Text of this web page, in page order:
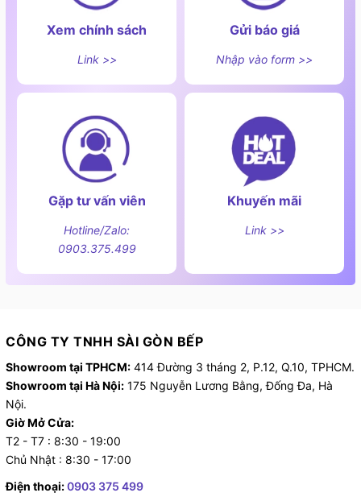
Xem chính sách
Link >>
Gửi báo giá
Nhập vào form >>
Gặp tư vấn viên
Hotline/Zalo:
0903.375.499
Khuyến mãi
Link >>
CÔNG TY TNHH SÀI GÒN BẾP
Showroom tại TPHCM: 414 Đường 3 tháng 2, P.12, Q.10, TPHCM.
Showroom tại Hà Nội: 175 Nguyễn Lương Bằng, Đống Đa, Hà
Nội.
Giờ Mở Cửa:
T2 - T7 : 8:30 - 19:00
Chủ Nhật : 8:30 - 17:00
Điện thoại:0903 375 499